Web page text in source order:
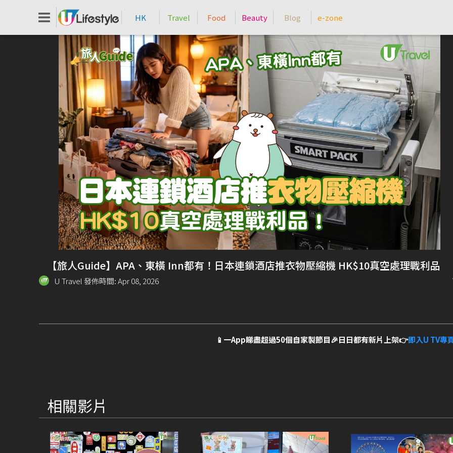
HK Travel Food Beauty Blog e-zone
【旅人Guide】APA、東橫 Inn都有！日本連鎖酒店推衣物壓縮機 HK$10真空處理戰利品
U Travel 發佈時間: Apr 08, 2026
📱一App睇盡超過50個自家製節目🎉日日都有新片上架👉即入U TV專
相關影片